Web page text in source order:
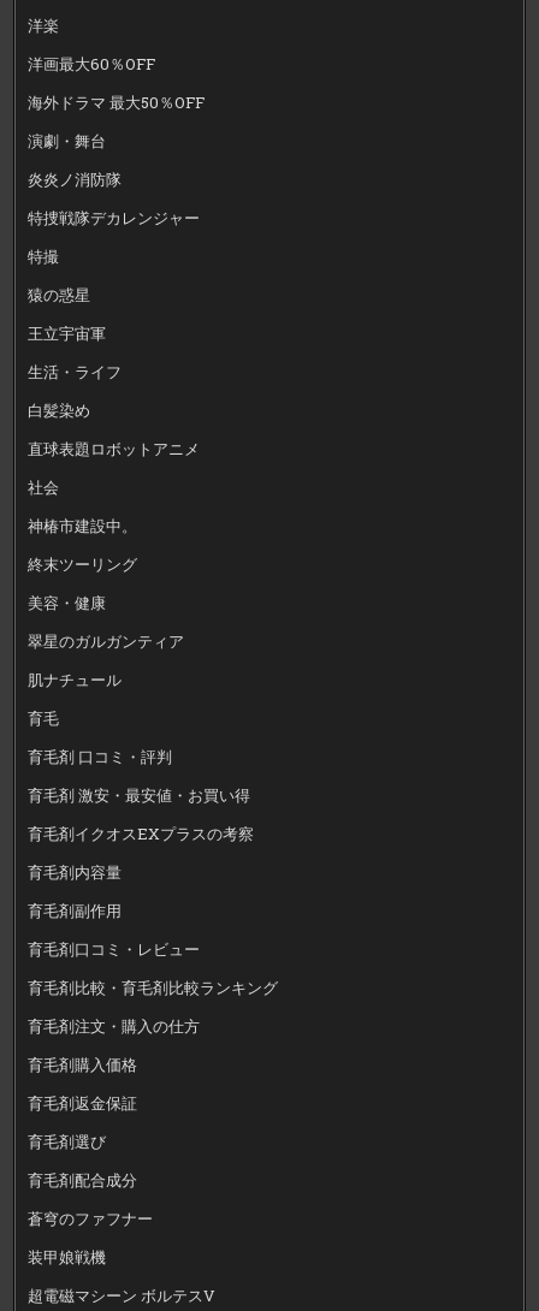
洋楽
洋画最大60％OFF
海外ドラマ 最大50％OFF
演劇・舞台
炎炎ノ消防隊
特捜戦隊デカレンジャー
特撮
猿の惑星
王立宇宙軍
生活・ライフ
白髪染め
直球表題ロボットアニメ
社会
神椿市建設中。
終末ツーリング
美容・健康
翠星のガルガンティア
肌ナチュール
育毛
育毛剤 口コミ・評判
育毛剤 激安・最安値・お買い得
育毛剤イクオスEXプラスの考察
育毛剤内容量
育毛剤副作用
育毛剤口コミ・レビュー
育毛剤比較・育毛剤比較ランキング
育毛剤注文・購入の仕方
育毛剤購入価格
育毛剤返金保証
育毛剤選び
育毛剤配合成分
蒼穹のファフナー
装甲娘戦機
超電磁マシーン ボルテスV